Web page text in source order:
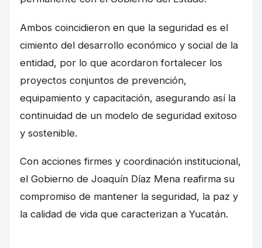
Ambos coincidieron en que la seguridad es el
cimiento del desarrollo económico y social de la
entidad, por lo que acordaron fortalecer los
proyectos conjuntos de prevención,
equipamiento y capacitación, asegurando así la
continuidad de un modelo de seguridad exitoso
y sostenible.
Con acciones firmes y coordinación institucional,
el Gobierno de Joaquín Díaz Mena reafirma su
compromiso de mantener la seguridad, la paz y
la calidad de vida que caracterizan a Yucatán.